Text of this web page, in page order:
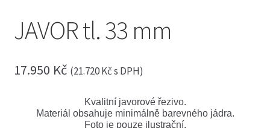
Fasádní profily
Masivní podlahy
JAVOR tl. 33 mm
17.950 Kč (21.720Kčs DPH)
Kvalitní javorové řezivo.
Materiál obsahuje minimálně barevného jádra.
Foto je pouze ilustrační.